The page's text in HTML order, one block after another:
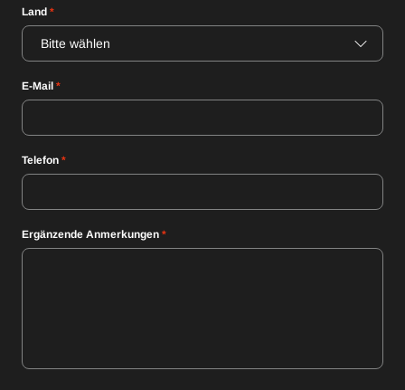
Bitte wählen
Land *
E-Mail *
Telefon *
Ergänzende Anmerkungen *